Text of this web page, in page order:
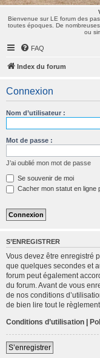
Bienvenue sur LE forum des
toutes époques. De
ou
FAQ
Index du forum
Connexion
Nom d’utilisateur :
Mot de passe :
J’ai oublié mon mot de passe
Se souvenir de moi
Cacher mon statut en ligne
S’ENREGISTRER
Vous devez être enregistré
que quelques secondes et
forum peut également
du forum. Avant de vous
de nos conditions
de bien lire tout le règlement
Conditions d’utilisation |
S’enregistrer